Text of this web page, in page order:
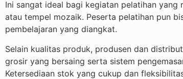
Ini sangat ideal bagi kegiatan pelatihan
atau tempel mozaik. Peserta pelatihan pun
pembelajaran yang diangkat.
Selain kualitas produk, produsen dan
grosir yang bersaing serta sistem
Ketersediaan stok yang cukup dan